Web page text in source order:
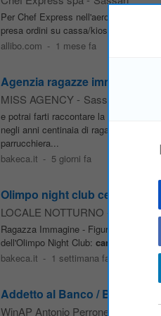
Per Chef Express nell'aeroporto di
presa ordini su cassa/kiosk,
allibo.com - 1 mese fa
Agenzia ragazze immagine:
MISS AGENCY - Sassari
e potrai farti raccontare la loro
negli anni centinaia di ragazze come
parrucchiera...
bakeca.it - 5 giorni fa
Olimpo night club cerca
LOCALE NOTTURNO
Ragazza Immagine - Figurante di
dell'Olimpo Night Club: cameriera
,
bakeca.it - 1 settimana fa
Addetto al Banco / Bartender
WinAP Antonio Perrone